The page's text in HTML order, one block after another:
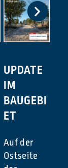
UPDATE
IM
BAUGEBI
ET
Auf der
Ostseite